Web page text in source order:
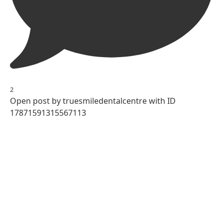
2
Open post by truesmiledentalcentre with ID
17871591315567113